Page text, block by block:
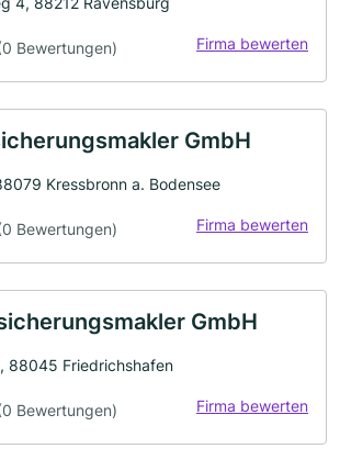
Bewertungen) Firma bewerten
GmbH
Kressbronn a. Bodensee
Bewertungen) Firma bewerten
GmbH
88045 Friedrichshafen
Bewertungen) Firma bewerten